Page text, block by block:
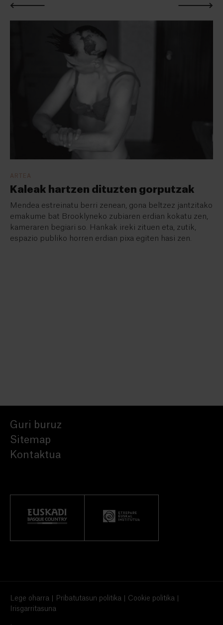
ARTEA
Kaleak hartzen dituzten gorputzak
Mendea estreinatu berri zenean, gona beltzez jantzitako
emakume bat Brooklyneko zubiaren erdian kokatu zen,
kameraren begiari so. Hankak ireki zituen eta, zutik,
espazio publiko horren erdian pixa egiten hasi zen.
Guri buruz
Sitemap
Kontaktua
Lege oharra Pribatutasun politika
Cookie politika
Irisgarritasuna